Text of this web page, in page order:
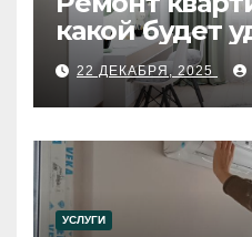
какой будет
22 ДЕКАБРЯ, 2025
УСЛУГИ